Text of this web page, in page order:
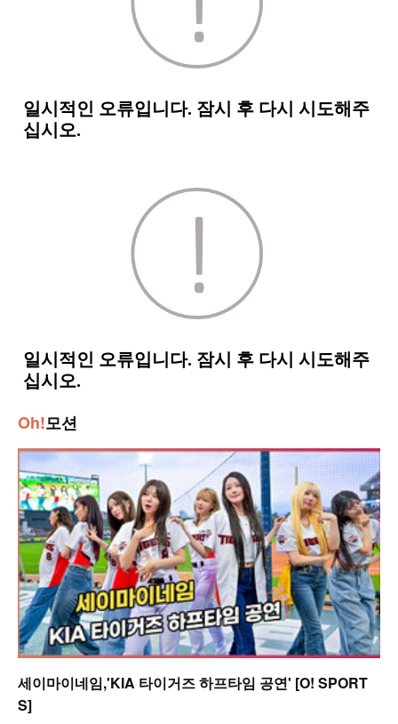
Oh!모션
세이마이네임,'KIA 타이거즈 하프타임 공연' [O! SPORT
S]